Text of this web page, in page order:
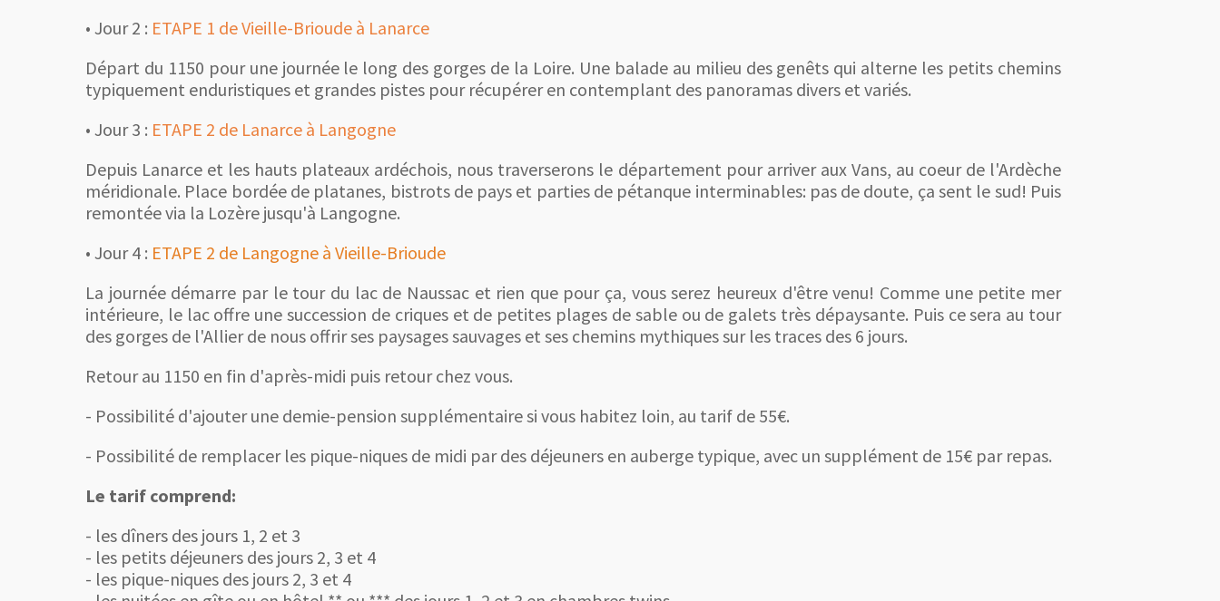
• Jour 2 : ETAPE 1 de Vieille-Brioude à Lanarce
Départ du 1150 pour une journée le long des gorges de la Loire. Une balade au milieu des genêts qui alterne les petits chemins
typiquement enduristiques et grandes pistes pour récupérer en contemplant des panoramas divers et variés.
• Jour 3 : ETAPE 2 de Lanarce à Langogne
Depuis Lanarce et les hauts plateaux ardéchois, nous traverserons le département pour arriver aux Vans, au coeur de l'Ardèche
méridionale. Place bordée de platanes, bistrots de pays et parties de pétanque interminables: pas de doute, ça sent le sud! Puis
remontée via la Lozère jusqu'à Langogne.
• Jour 4 : ETAPE 2 de Langogne à Vieille-Brioude
La journée démarre par le tour du lac de Naussac et rien que pour ça, vous serez heureux d'être venu! Comme une petite mer
intérieure, le lac offre une succession de criques et de petites plages de sable ou de galets très dépaysante. Puis ce sera au tour
des gorges de l'Allier de nous offrir ses paysages sauvages et ses chemins mythiques sur les traces des 6 jours.
Retour au 1150 en fin d'après-midi puis retour chez vous.
- Possibilité d'ajouter une demie-pension supplémentaire si vous habitez loin, au tarif de 55€.
- Possibilité de remplacer les pique-niques de midi par des déjeuners en auberge typique, avec un supplément de 15€ par repas.
Le tarif comprend:
- les dîners des jours 1, 2 et 3
- les petits déjeuners des jours 2, 3 et 4
- les pique-niques des jours 2, 3 et 4